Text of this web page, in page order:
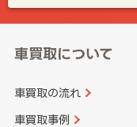
車買取について
車買取の流れ
車買取事例